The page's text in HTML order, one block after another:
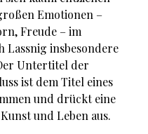
Emotionen –
Freude – im
Lassnig insbesondere
Untertitel der
ist dem Titel eines
und drückt eine
und Leben aus.